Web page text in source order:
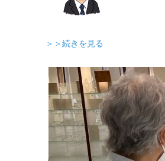
＞＞続きを見る